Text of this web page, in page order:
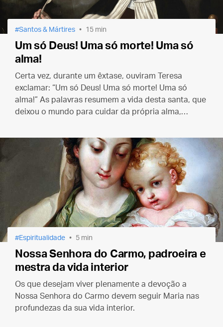
Santos & Mártires 15 min
Um só Deus! Uma só morte! Uma só
alma!
Certa vez, durante um êxtase, ouviram Teresa
exclamar: “Um só Deus! Uma só morte! Uma só
alma!” As palavras resumem a vida desta santa, que
deixou o mundo para cuidar da própria alma,
Espiritualidade 5 min
Nossa Senhora do Carmo, padroeira e
mestra da vida interior
Os que desejam viver plenamente a devoção a
Nossa Senhora do Carmo devem seguir Maria nas
profundezas da sua vida interior.